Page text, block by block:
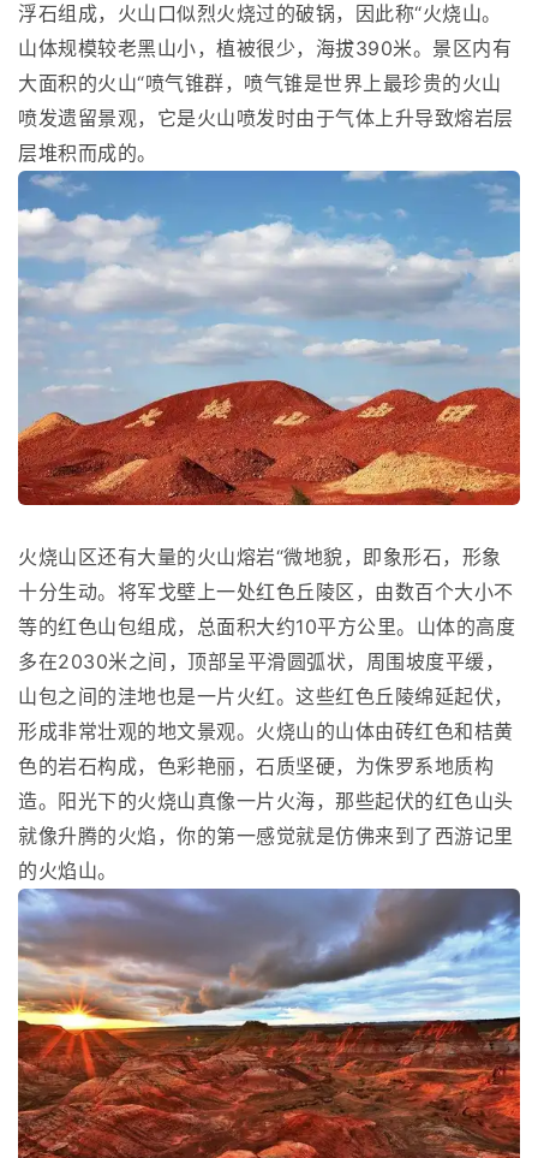
浮石组成，火山口似烈火烧过的破锅，因此称“火烧山。
山体规模较老黑山小，植被很少，海拔390米。景区内有
大面积的火山“喷气锥群，喷气锥是世界上最珍贵的火山
喷发遗留景观，它是火山喷发时由于气体上升导致熔岩层
层堆积而成的。
火烧山区还有大量的火山熔岩“微地貌，即象形石，形象
十分生动。将军戈壁上一处红色丘陵区，由数百个大小不
等的红色山包组成，总面积大约10平方公里。山体的高度
多在2030米之间，顶部呈平滑圆弧状，周围坡度平缓，
山包之间的洼地也是一片火红。这些红色丘陵绵延起伏，
形成非常壮观的地文景观。火烧山的山体由砖红色和桔黄
色的岩石构成，色彩艳丽，石质坚硬，为侏罗系地质构
造。阳光下的火烧山真像一片火海，那些起伏的红色山头
就像升腾的火焰，你的第一感觉就是仿佛来到了西游记里
的火焰山。